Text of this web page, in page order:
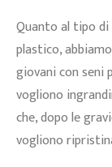
Quanto al tipo
plastico,
giovani con seni
vogliono
che, dopo le
vogliono